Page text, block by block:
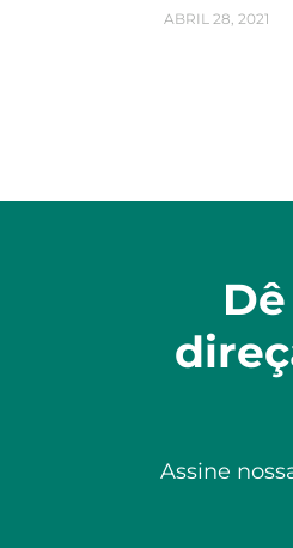
ABRIL 28, 2021
Assine